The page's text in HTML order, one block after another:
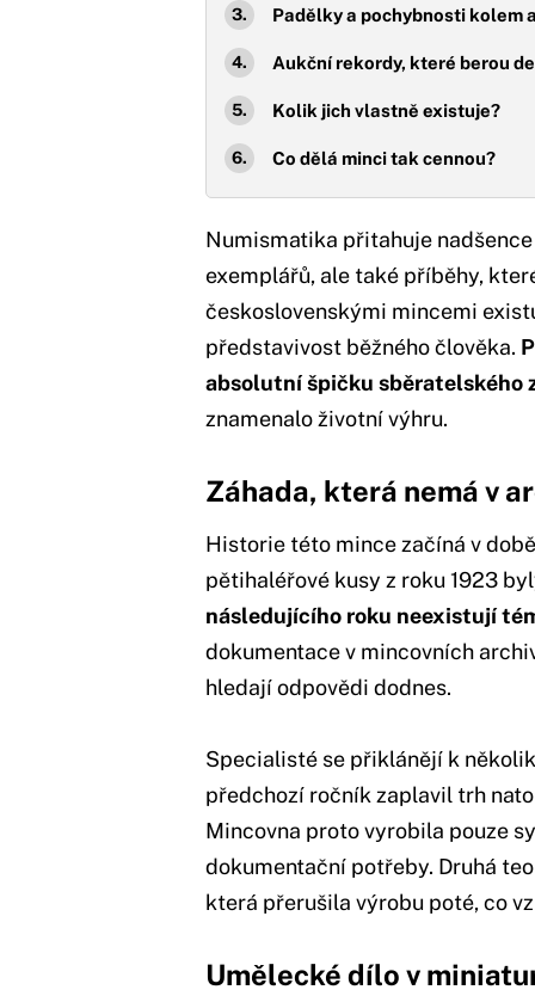
Padělky a pochybnosti kolem
Aukční rekordy, které berou
Kolik jich vlastně existuje?
Co dělá minci tak cennou?
Numismatika přitahuje
exemplářů, ale také příběhy,
československými mincemi
představivost běžného člověka.
absolutní špičku sběratelského
znamenalo životní výhru.
Záhada, která nemá v
Historie této mince začíná v
pětihaléřové kusy z roku 1923
následujícího roku neexistují
dokumentace v mincovních
hledají odpovědi dodnes.
Specialisté se přiklánějí k
předchozí ročník zaplavil trh
Mincovna proto vyrobila pouze
dokumentační potřeby. Druhá
která přerušila výrobu poté, co
Umělecké dílo v